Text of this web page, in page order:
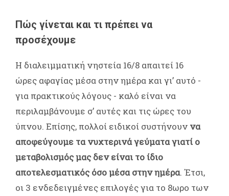
Πώς γίνεται και τι πρέπει να
προσέχουμε
Η διαλειμματική νηστεία 16/8 απαιτεί 16
ώρες αφαγίας μέσα στην ημέρα και γι’ αυτό -
για πρακτικούς λόγους - καλό είναι να
περιλαμβάνουμε σ’ αυτές και τις ώρες του
ύπνου. Επίσης, πολλοί ειδικοί συστήνουν να
αποφεύγουμε τα νυχτερινά γεύματα γιατί ο
μεταβολισμός μας δεν είναι το ίδιο
αποτελεσματικός όσο μέσα στην ημέρα. Έτσι,
οι 3 ενδεδειγμένες επιλογές για το 8ωρο των